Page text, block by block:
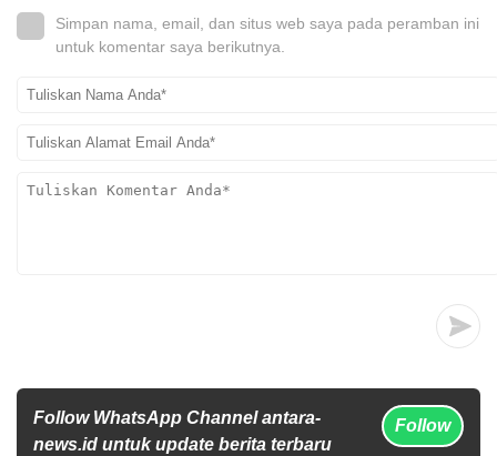
Simpan nama, email, dan situs web saya pada peramban ini
untuk komentar saya berikutnya.
Follow WhatsApp Channel antara-
news.id untuk update berita terbaru
Follow